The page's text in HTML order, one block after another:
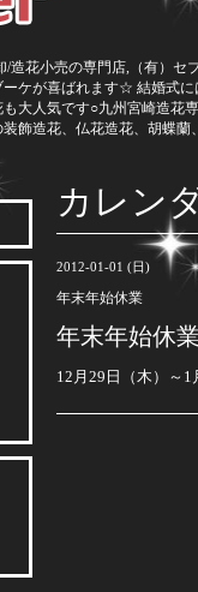
/造花小売の専門店,（有）
ケが喜ばれます☆ 結婚式
大人気です○九州宮崎造花
飾造花、仏花造花、胡蝶蘭
カレン
2012-01-01 (日)
年末年始休業
年末年始休
12月29日（木）～